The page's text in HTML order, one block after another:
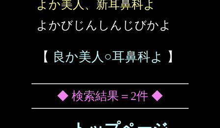
よか美人、新耳鼻科よ
よかびじんしんじびかよ
【 良か美人○耳鼻科よ 】
◆ 検索結果＝2件 ◆